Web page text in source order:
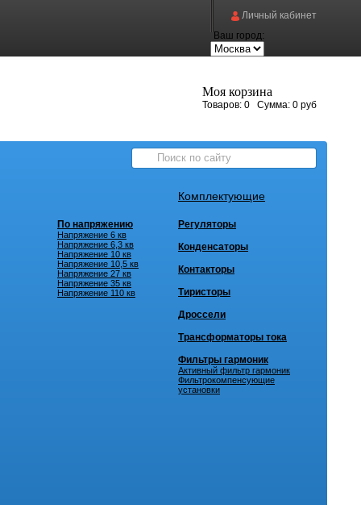
Личный кабинет
Ваш город:
Моя корзина
Товаров: 0 Сумма: 0 руб
По напряжению
Напряжение 6 кв
Напряжение 6,3 кв
Напряжение 10 кв
Напряжение 10,5 кв
Напряжение 27 кв
Напряжение 35 кв
Напряжение 110 кв
Комплектующие
Регуляторы
Конденсаторы
Контакторы
Тиристоры
Дроссели
Трансформаторы тока
Фильтры гармоник
Активный фильтр гармоник
Фильтрокомпенсующие
установки